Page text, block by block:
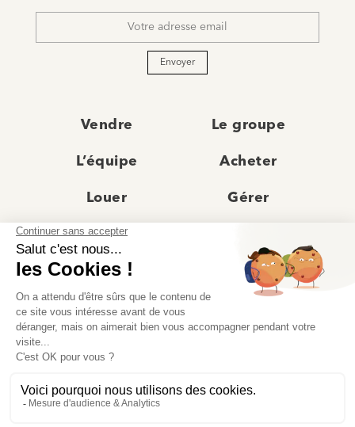
mail
Envoyer
Vendre Le groupe
L’équipe Acheter
Louer Gérer
Actualités
Recrutement Avis clients
Prestige
© Moriss Immobilier 2025 – Tous droits réservés –
Politique de confidentialité